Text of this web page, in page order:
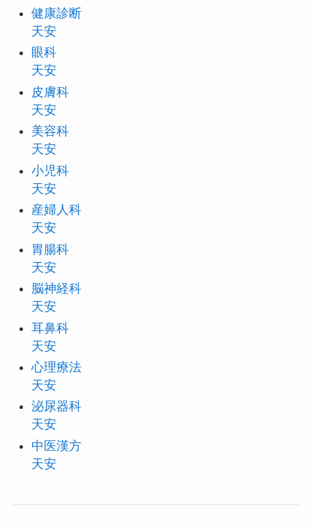
健康診断
天安
眼科
天安
皮膚科
天安
美容科
天安
小児科
天安
産婦人科
天安
胃腸科
天安
脳神経科
天安
耳鼻科
天安
心理療法
天安
泌尿器科
天安
中医漢方
天安